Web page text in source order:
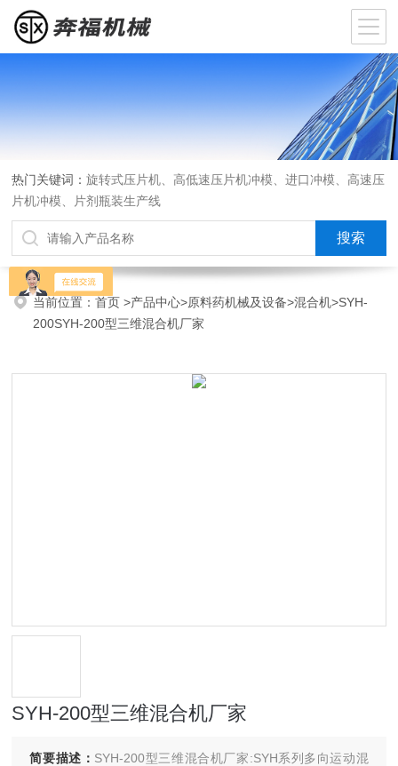
热门关键词：旋转式压片机、高低速压片机冲模、进口冲模、高速压
片机冲模、片剂瓶装生产线
当前位置：首页>产品中心>原料药机械及设备>混合机>SYH-
200SYH-200型三维混合机厂家
SYH-200型三维混合机厂家
简要描述： SYH-200型三维混合机厂家:SYH系列多向运动混